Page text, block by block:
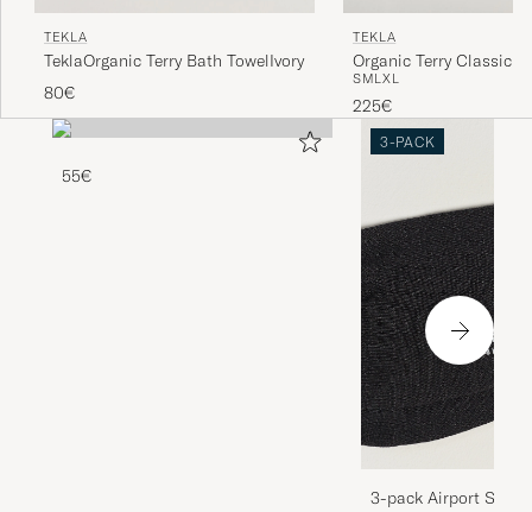
TEKLA
TeklaOrganic Terry Bath TowelIvory
80€
TEKLA
Organic Terry Classic
Sailor Stripes
SMLXL
225€
55€
3-PACK
3-pack Airport